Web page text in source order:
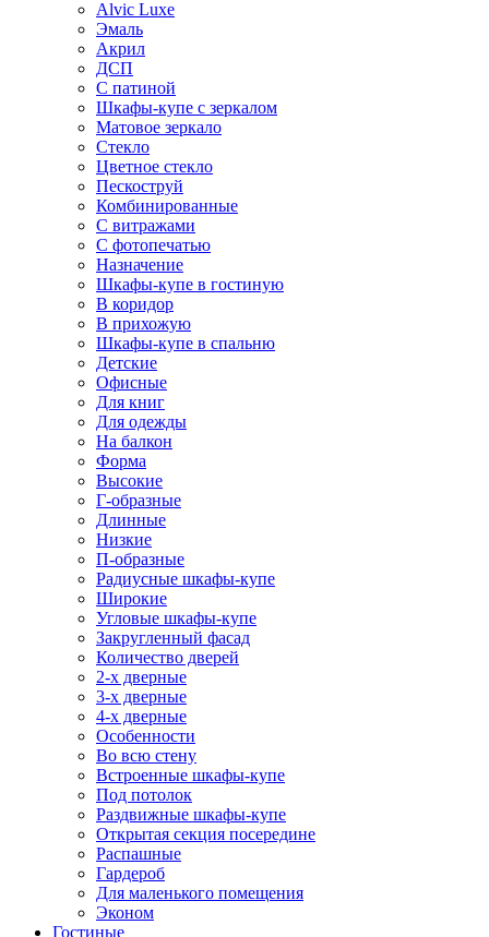
Alvic Luxe
Эмаль
Акрил
ДСП
С патиной
Шкафы-купе с зеркалом
Матовое зеркало
Стекло
Цветное стекло
Пескоструй
Комбинированные
С витражами
С фотопечатью
Назначение
Шкафы-купе в гостиную
В коридор
В прихожую
Шкафы-купе в спальню
Детские
Офисные
Для книг
Для одежды
На балкон
Форма
Высокие
Г-образные
Длинные
Низкие
П-образные
Радиусные шкафы-купе
Широкие
Угловые шкафы-купе
Закругленный фасад
Количество дверей
2-х дверные
3-х дверные
4-х дверные
Особенности
Во всю стену
Встроенные шкафы-купе
Под потолок
Раздвижные шкафы-купе
Открытая секция посередине
Распашные
Гардероб
Для маленького помещения
Эконом
Гостиные